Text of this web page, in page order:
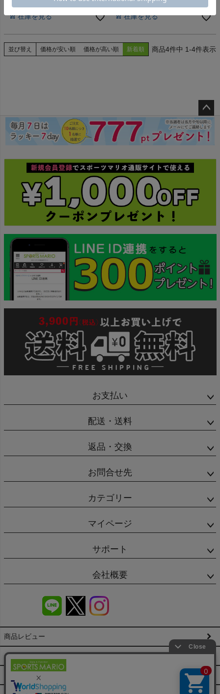
インフィット INFIT
スポーツマリオTOP
ベースボールマリオ（野球商品）
お気に入り
ご利用ガイド
クーポン一覧
商品レビュー
プロテイン・サプリメントまとめ買い
アウトレットセール
スタッフコーディネート
在庫を見る 在庫を見る
並び替え 価格が安い順 価格が高い順 新着順 4件中 1-4件表示
ペー
ジト
ップ
お支払い
配送・送料
返品・交換
お問合せ先
カテゴリー
マイページ
サポート
会社概要
商品レビュー
会社概要（HP）